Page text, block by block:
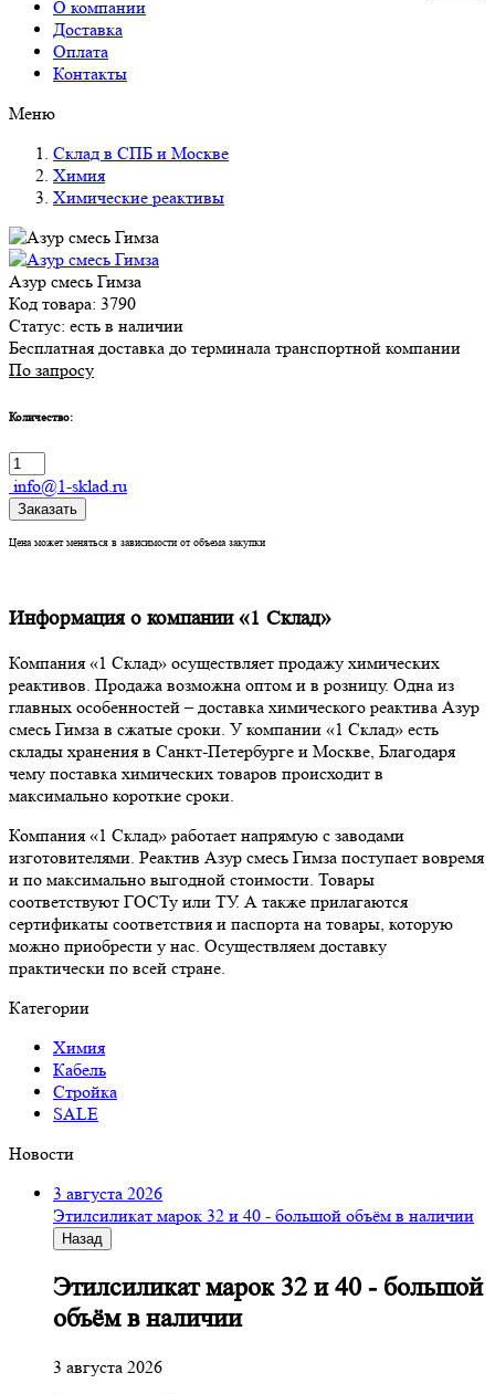
О компании
Доставка
Оплата
Контакты
Меню
Склад в СПБ и Москве
Химия
Химические реактивы
Азур смесь Гимза
Код товара: 3790
Статус: есть в наличии
Бесплатная доставка до терминала транспортной компании
По запросу
Количество:
info@1-sklad.ru
Заказать
Цена может меняться в зависимости от объема закупки
Информация о компании «1 Склад»
Компания «1 Склад» осуществляет продажу химических
реактивов. Продажа возможна оптом и в розницу. Одна из
главных особенностей – доставка химического реактива Азур
смесь Гимза в сжатые сроки. У компании «1 Склад» есть
склады хранения в Санкт-Петербурге и Москве, Благодаря
чему поставка химических товаров происходит в
максимально короткие сроки.
Компания «1 Склад» работает напрямую с заводами
изготовителями. Реактив Азур смесь Гимза поступает вовремя
и по максимально выгодной стоимости. Товары
соответствуют ГОСТу или ТУ. А также прилагаются
сертификаты соответствия и паспорта на товары, которую
можно приобрести у нас. Осуществляем доставку
практически по всей стране.
Категории
Химия
Кабель
Стройка
SALE
Новости
3 августа 2026
Этилсиликат марок 32 и 40 - большой объём в наличии
Назад
Этилсиликат марок 32 и 40 - большой
объём в наличии
3 августа 2026